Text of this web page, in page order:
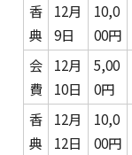
香
典
12月
9日
10,0
00円
会
費
12月
10日
5,00
0円
香
典
12月
12日
10,0
00円